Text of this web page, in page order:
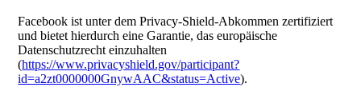
Facebook ist unter dem Privacy-Shield-Abkommen zertifiziert
und bietet hierdurch eine Garantie, das europäische
Datenschutzrecht einzuhalten
(https://www.privacyshield.gov/participant?
id=a2zt0000000GnywAAC&status=Active).